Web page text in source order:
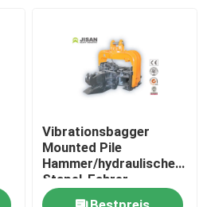
Vibrationsbagger
Mounted Pile
Hammer/hydraulischer
Stapel-Fahrer